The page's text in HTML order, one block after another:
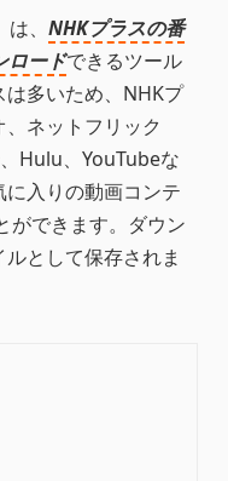
は、 NHKプラスの番
ロードできるツール
多いため、NHKプ
ネットフリック
Hulu、YouTubeな
入りの動画コンテ
ができます。ダウン
として保存されま